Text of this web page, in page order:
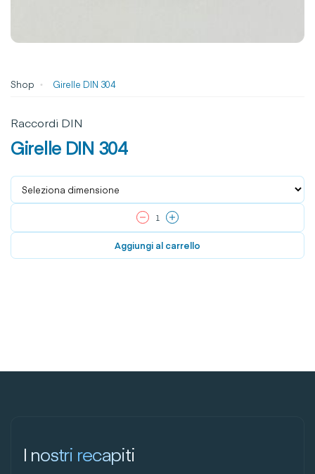
Shop Girelle DIN 304
Raccordi DIN
Girelle DIN 304
Aggiungi al carrello
I nostri recapiti